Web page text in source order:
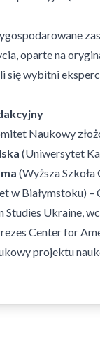
oparte na
się wybitni
Naukowy
(Uniwersytet
(Wyższa
w Białymstoku)
Studies Ukraine,
Center for
projektu